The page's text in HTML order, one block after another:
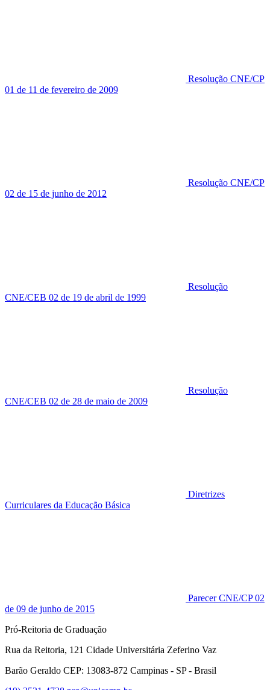
Resolução CNE/CP
01 de 11 de fevereiro de 2009
Resolução CNE/CP
02 de 15 de junho de 2012
Resolução
CNE/CEB 02 de 19 de abril de 1999
Resolução
CNE/CEB 02 de 28 de maio de 2009
Diretrizes
Curriculares da Educação Básica
Parecer CNE/CP 02
de 09 de junho de 2015
Pró-Reitoria de Graduação
Rua da Reitoria, 121 Cidade Universitária Zeferino Vaz
Barão Geraldo CEP: 13083-872 Campinas - SP - Brasil